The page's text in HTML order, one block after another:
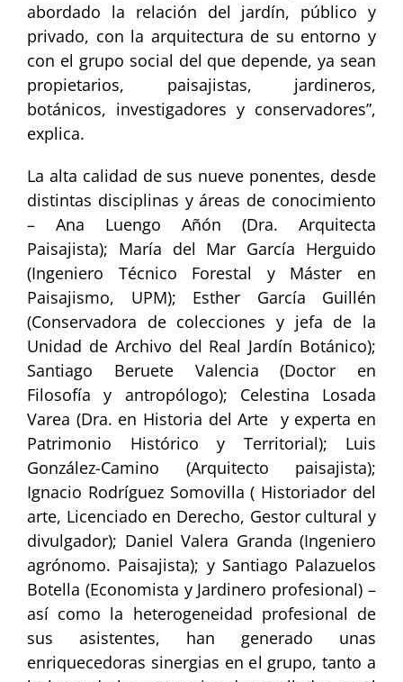
abordado la relación del jardín, público y
privado, con la arquitectura de su entorno y
con el grupo social del que depende, ya sean
propietarios, paisajistas, jardineros,
botánicos, investigadores y conservadores”,
explica.
La alta calidad de sus nueve ponentes, desde
distintas disciplinas y áreas de conocimiento
– Ana Luengo Añón (Dra. Arquitecta
Paisajista); María del Mar García Herguido
(Ingeniero Técnico Forestal y Máster en
Paisajismo, UPM); Esther García Guillén
(Conservadora de colecciones y jefa de la
Unidad de Archivo del Real Jardín Botánico);
Santiago Beruete Valencia (Doctor en
Filosofía y antropólogo); Celestina Losada
Varea (Dra. en Historia del Arte y experta en
Patrimonio Histórico y Territorial); Luis
González-Camino (Arquitecto paisajista);
Ignacio Rodríguez Somovilla ( Historiador del
arte, Licenciado en Derecho, Gestor cultural y
divulgador); Daniel Valera Granda (Ingeniero
agrónomo. Paisajista); y Santiago Palazuelos
Botella (Economista y Jardinero profesional) –
así como la heterogeneidad profesional de
sus asistentes, han generado unas
enriquecedoras sinergias en el grupo, tanto a